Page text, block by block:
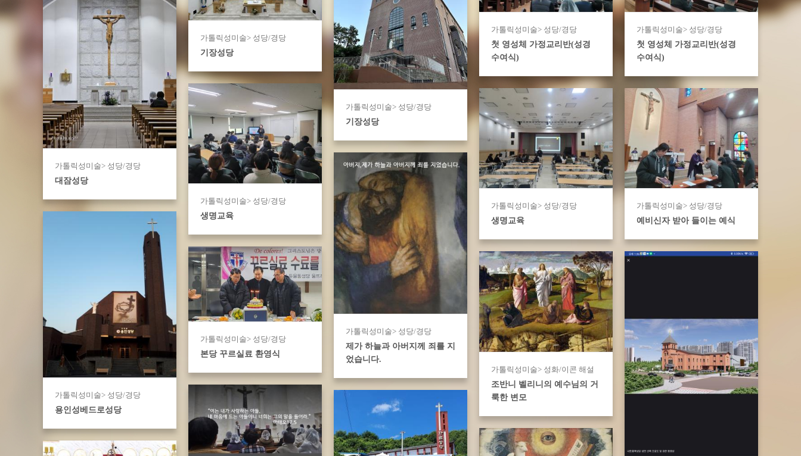
가톨릭성미술> 성당/경당
대잠성당
가톨릭성미술> 성당/경당
기장성당
가톨릭성미술> 성당/경당
기장성당
가톨릭성미술> 성당/경당
첫 영성체 가정교리반(성경
수여식)
가톨릭성미술> 성당/경당
첫 영성체 가정교리반(성경
수여식)
가톨릭성미술> 성당/경당
생명교육
가톨릭성미술> 성당/경당
생명교육
가톨릭성미술> 성당/경당
예비신자 받아 들이는 예식
가톨릭성미술> 성당/경당
제가 하늘과 아버지께 죄를 지
었습니다.
가톨릭성미술> 성당/경당
용인성베드로성당
가톨릭성미술> 성당/경당
본당 꾸르실료 환영식
가톨릭성미술> 성화/이콘 해설
조반니 벨리니의 예수님의 거
룩한 변모